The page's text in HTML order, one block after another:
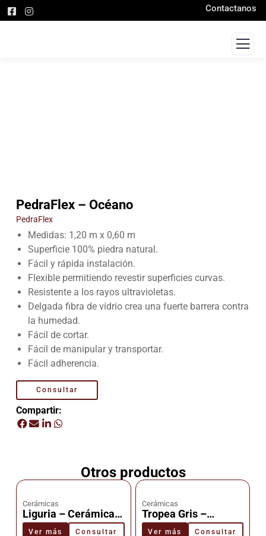
Contactanos
PedraFlex – Océano
PedraFlex
Medidas: 1,20 m x 0,60 m
Superficie 100% piedra natural.
Fácil y rápida instalación.
Flexible permitiendo revestir superficies curvas.
Resistente a los rayos ultravioletas.
Delgada fibra de vidrio crea una fuerte barrera contra
la humedad.
Fácil de cortar.
Fácil de manipular y transportar.
Fácil adherencia.
Consultar
Compartir:
Otros productos
Cerámicas
Liguria – Cerámica –
Cañuelas
Ver más Consultar
Cerámicas
Tropea Gris –
Cerámica –
Ver más Consultar